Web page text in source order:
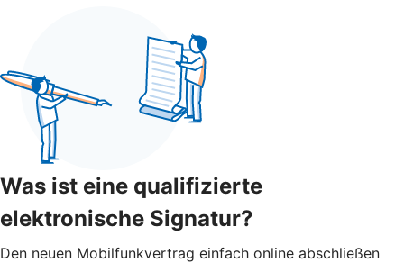
Was ist eine qualifizierte
elektronische Signatur?
Den neuen Mobilfunkvertrag einfach online abschließen